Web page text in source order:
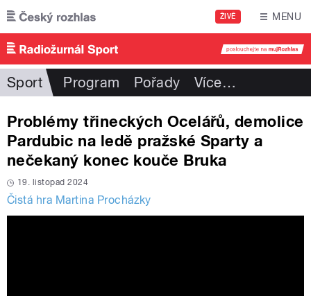
Přejít k hlavnímu obsahu
ŽIVĚ MENU
Sport Program Pořady Více…
Problémy třineckých Ocelářů, demolice
Pardubic na ledě pražské Sparty a
nečekaný konec kouče Bruka
19. listopad 2024
Čistá hra Martina Procházky